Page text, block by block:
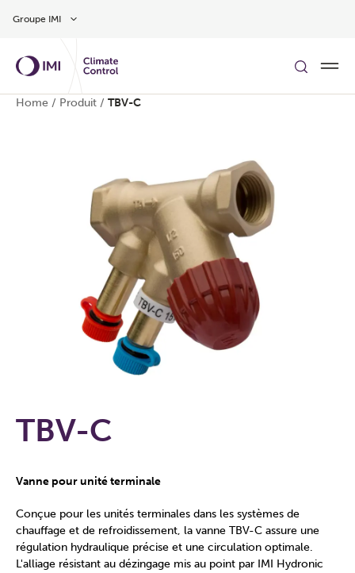
Groupe IMI
Home / Produit / TBV-C
TBV-C
Vanne pour unité terminale
Conçue pour les unités terminales dans les systèmes de
chauffage et de refroidissement, la vanne TBV-C assure une
régulation hydraulique précise et une circulation optimale.
L'alliage résistant au dézingage mis au point par IMI Hydronic